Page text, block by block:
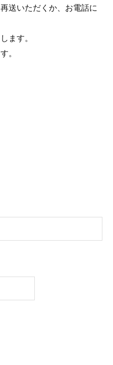
送いただくか、お電話に
ます。
。